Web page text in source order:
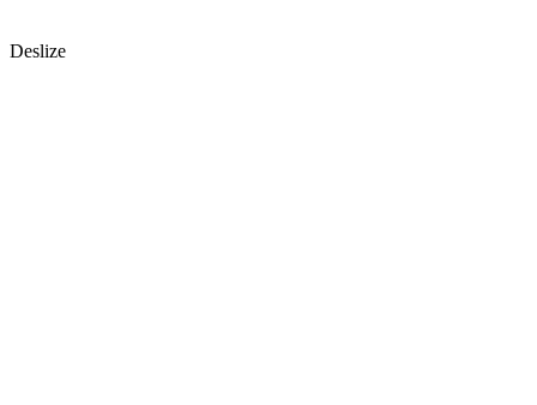
Deslize